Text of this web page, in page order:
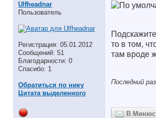
Ulfheadnar
Пользователь
Регистрация: 05.01.2012
Сообщений: 51
Благодарности: 0
Спасибо: 1
Обратиться по нику
Цитата выделенного
то в том,
там вроде
Последний
В